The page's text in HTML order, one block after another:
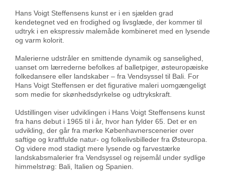
Hans Voigt Steffensens kunst er i en sjælden grad
kendetegnet ved en frodighed og livsglæde, der kommer til
udtryk i en ekspressiv malemåde kombineret med en lysende
og varm kolorit.
Malerierne udstråler en smittende dynamik og sanselighed,
uanset om lærrederne befolkes af balletpiger, østeuropæiske
folkedansere eller landskaber – fra Vendsyssel til Bali. For
Hans Voigt Steffensen er det figurative maleri uomgængeligt
som medie for skønhedsdyrkelse og udtrykskraft.
Udstillingen viser udviklingen i Hans Voigt Steffensens kunst
fra hans debut i 1965 til i år, hvor han fylder 65. Det er en
udvikling, der går fra mørke Københavnerscenerier over
saftige og kraftfulde natur- og folkelivsbilleder fra Østeuropa.
Og videre mod stadigt mere lysende og farvestærke
landskabsmalerier fra Vendsyssel og rejsemål under sydlige
himmelstrøg: Bali, Italien og Spanien.